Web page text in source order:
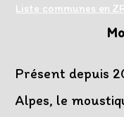
Liste communes en
Présent depuis
Alpes, le